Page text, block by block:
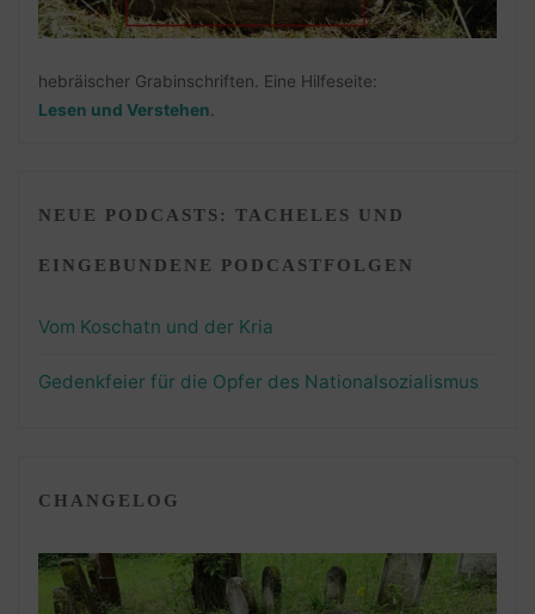
hebräischer Grabinschriften. Eine Hilfeseite:
Lesen und Verstehen
NEUE PODCASTS: TACHELES UND
EINGEBUNDENE PODCASTFOLGEN
Vom Koschatn und der Kria
Gedenkfeier für die Opfer des Nationalsozialismus
CHANGELOG